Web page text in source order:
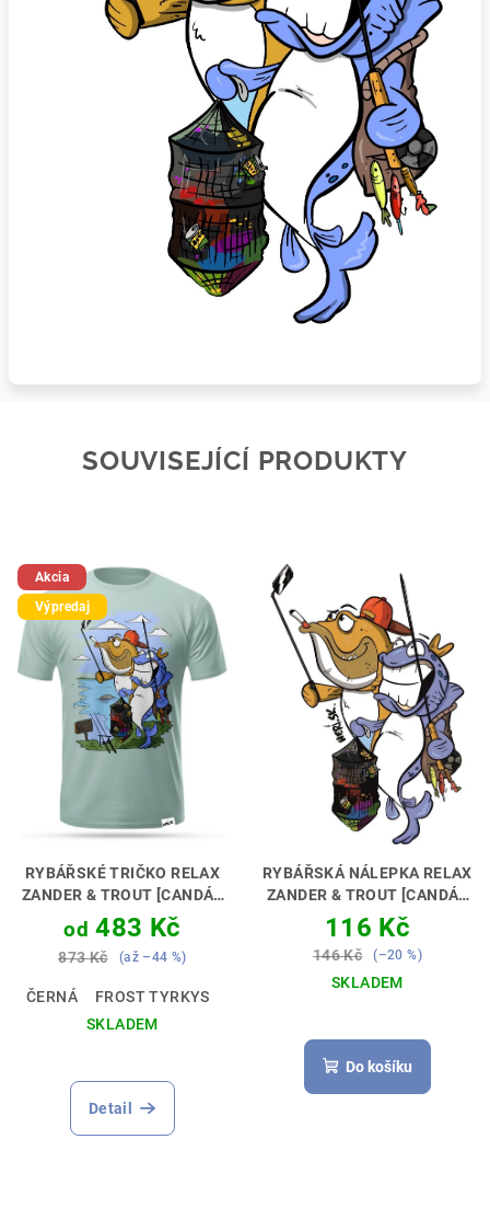
SOUVISEJÍCÍ PRODUKTY
Akcia
Výpredaj
RYBÁŘSKÉ TRIČKO RELAX
ZANDER & TROUT [CANDÁT
A PSTRUH NA DOMAŠI]
RYBAŘINA JE RELAX 🎣🌊
od 483 Kč
873 Kč (až –44 %)
ČERNÁ
FROST TYRKYS
SKLADEM
Detail
RYBÁŘSKÁ NÁLEPKA RELAX
ZANDER & TROUT [CANDÁT
A PSTRUH]SAMOLEPKA, CO
TĚ CHYTNE 🎣🚗
116 Kč
146 Kč (–20 %)
SKLADEM
Do košíku